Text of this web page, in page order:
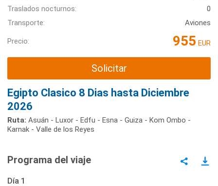
Traslados nocturnos:
0
Transporte:
Aviones
Precio: 955 EUR
Solicitar
Egipto Clasico 8 Dias hasta Diciembre
2026
Ruta: Asuán - Luxor - Edfu - Esna - Guiza - Kom Ombo -
Karnak - Valle de los Reyes
Programa del viaje
Día 1